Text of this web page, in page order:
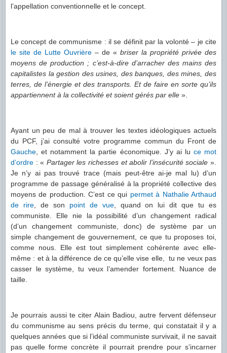
l’appellation conventionnelle et le concept.
Le concept de communisme : il se définit par la volonté – je cite
le site de Lutte Ouvrière – de « briser la propriété privée des
moyens de production ; c’est-à-dire d’arracher des mains des
capitalistes la gestion des usines, des banques, des mines, des
terres, de l’énergie et des transports. Et de faire en sorte qu’ils
appartiennent à la collectivité et soient gérés par elle ».
Ayant un peu de mal à trouver les textes idéologiques actuels
du PCF, j’ai consulté votre programme commun du Front de
Gauche , et notamment la partie économique. J’y ai lu ce mot
d’ordre : « Partager les richesses et abolir l’insécurité sociale ».
Je n’y ai pas trouvé trace (mais peut-être ai-je mal lu) d’un
programme de passage généralisé à la propriété collective des
moyens de production. C’est ce qui permet à Nathalie Arthaud
de rire, de son point de vue, quand on lui dit que tu es
communiste. Elle nie la possibilité d’un changement radical
(d’un changement communiste, donc) de système par un
simple changement de gouvernement, ce que tu proposes toi,
comme nous. Elle est tout simplement cohérente avec elle-
même : et à la différence de ce qu’elle vise elle, tu ne veux pas
casser le système, tu veux l’amender fortement. Nuance de
taille.
Je pourrais aussi te citer Alain Badiou, autre fervent défenseur
du communisme au sens précis du terme, qui constatait il y a
quelques années que si l’idéal communiste survivait, il ne savait
pas quelle forme concrète il pourrait prendre pour s’incarner